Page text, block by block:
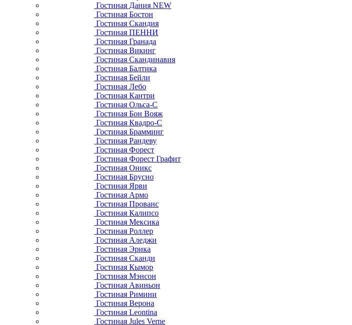
Гостиная Дания NEW
Гостиная Бостон
Гостиная Скандия
Гостиная ПЕННИ
Гостиная Гранада
Гостиная Викинг
Гостиная Скандинавия
Гостиная Балтика
Гостиная Бейли
Гостиная Лебо
Гостиная Кантри
Гостиная Ольса-С
Гостиная Бон Вояж
Гостиная Квадро-С
Гостиная Брамминг
Гостиная Рандеву
Гостиная Форест
Гостиная Форест Графит
Гостиная Оникс
Гостиная Брусно
Гостиная Ярви
Гостиная Армо
Гостиная Прованс
Гостиная Калипсо
Гостиная Мексика
Гостиная Роллер
Гостиная Аледжи
Гостиная Эрика
Гостиная Сканди
Гостиная Кымор
Гостиная Мэнсон
Гостиная Авиньон
Гостиная Римини
Гостиная Верона
Гостиная Leontina
Гостиная Jules Verne